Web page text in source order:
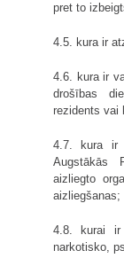
pret to
4.5. kura ir
4.6. kura ir
drošības
rezidents vai
4.7. kura ir
Augstākās
aizliegto
aizliegšanas;
4.8. kurai ir
narkotisko,